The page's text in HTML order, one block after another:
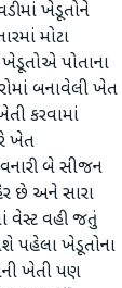
ખેડૂતોને
મોટા
પોતાના
બનાવેલી ખેત
કરવામાં
ખેત
બે સીજન
છે અને સારા
વેસ્ટ વહી જતું
પહેલા ખેડૂતોના
ખેતી પણ